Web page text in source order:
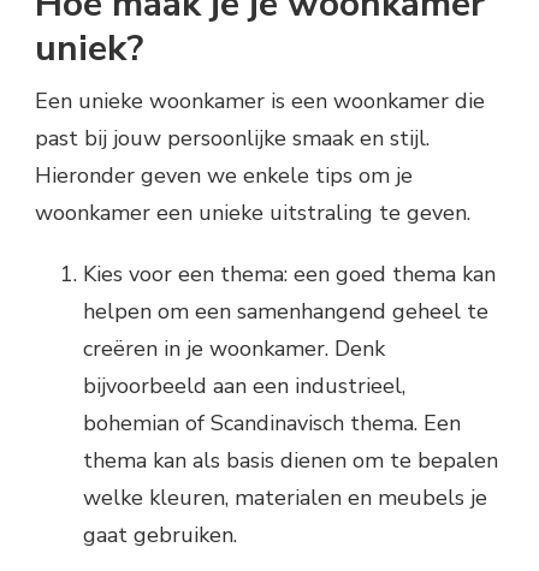
uniek?
Een unieke woonkamer is een woonkamer die
past bij jouw persoonlijke smaak en stijl.
Hieronder geven we enkele tips om je
woonkamer een unieke uitstraling te geven.
Kies voor een thema: een goed thema kan
helpen om een samenhangend geheel te
creëren in je woonkamer. Denk
bijvoorbeeld aan een industrieel,
bohemian of Scandinavisch thema. Een
thema kan als basis dienen om te bepalen
welke kleuren, materialen en meubels je
gaat gebruiken.